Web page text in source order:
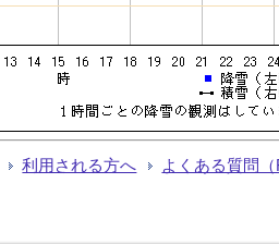
利用される方へ よくある質問（